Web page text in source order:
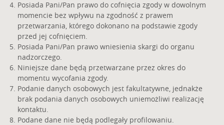
Posiada Pani/Pan prawo do cofnięcia zgody w dowolnym
momencie bez wpływu na zgodność z prawem
przetwarzania, którego dokonano na podstawie zgody
przed jej cofnięciem.
Posiada Pani/Pan prawo wniesienia skargi do organu
nadzorczego.
Niniejsze dane będą przetwarzane przez okres do
momentu wycofania zgody.
Podanie danych osobowych jest fakultatywne, jednakże
brak podania danych osobowych uniemożliwi realizację
kontaktu.
Podane dane nie będą podlegały profilowaniu.